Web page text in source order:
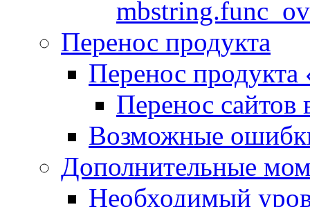
Перенос продукта
Перенос продукта
Перенос сайтов
Возможные
Дополнительные
Необходимый